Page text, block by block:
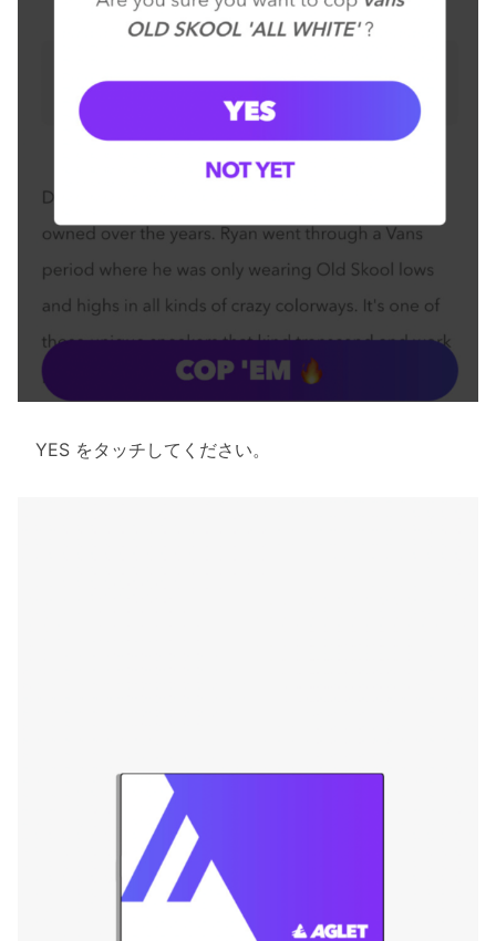
YES をタッチしてください。